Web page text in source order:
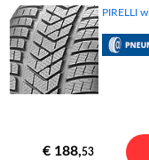
PIRELLI
€ 188,53